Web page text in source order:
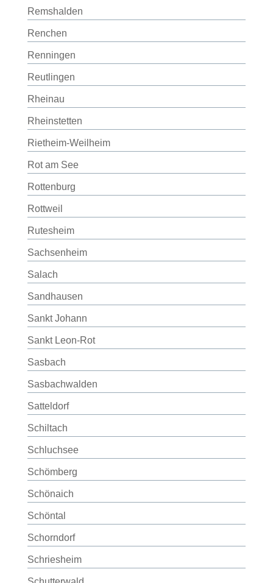
Remshalden
Renchen
Renningen
Reutlingen
Rheinau
Rheinstetten
Rietheim-Weilheim
Rot am See
Rottenburg
Rottweil
Rutesheim
Sachsenheim
Salach
Sandhausen
Sankt Johann
Sankt Leon-Rot
Sasbach
Sasbachwalden
Satteldorf
Schiltach
Schluchsee
Schömberg
Schönaich
Schöntal
Schorndorf
Schriesheim